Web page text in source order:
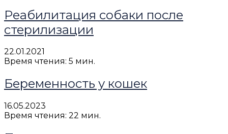
Реабилитация собаки после
стерилизации
22.01.2021
Время чтения: 5 мин.
Беременность у кошек
16.05.2023
Время чтения: 22 мин.